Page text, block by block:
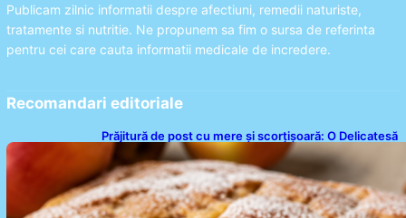
Publicam zilnic informatii despre afectiuni, remedii naturiste,
tratamente si nutritie. Ne propunem sa fim o sursa de referinta
pentru cei care cauta informatii medicale de incredere.
Recomandari editoriale
Prăjitură de post cu mere și scorțișoară: O Delicatesă
Dulce pentru Postul Adormirii Maicii Domnului